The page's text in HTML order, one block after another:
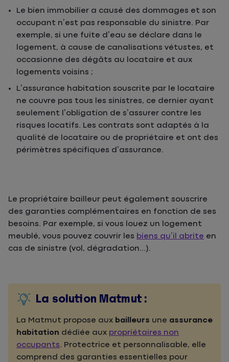
Le bien immobilier a causé des dommages et son
occupant n’est pas responsable du sinistre. Par
exemple, si une fuite d’eau se déclare dans le
logement, à cause de canalisations vétustes, et
occasionne des dégâts au locataire et aux
logements voisins ;
L’assurance habitation souscrite par le locataire
ne couvre pas tous les sinistres, ce dernier ayant
seulement l’obligation de s’assurer contre les
risques locatifs. Les contrats sont adaptés à la
qualité de locataire ou de propriétaire et ont des
périmètres spécifiques d’assurance.
Le propriétaire bailleur peut également souscrire
des garanties complémentaires en fonction de ses
besoins. Par exemple, si vous louez un logement
meublé, vous pouvez couvrir les biens qu’il abrite en
cas de sinistre (vol, dégradation...).
La solution Matmut :
La Matmut propose aux bailleurs une assurance
habitation dédiée aux propriétaires non
occupants. Protectrice et personnalisable, elle
comprend des garanties essentielles pour